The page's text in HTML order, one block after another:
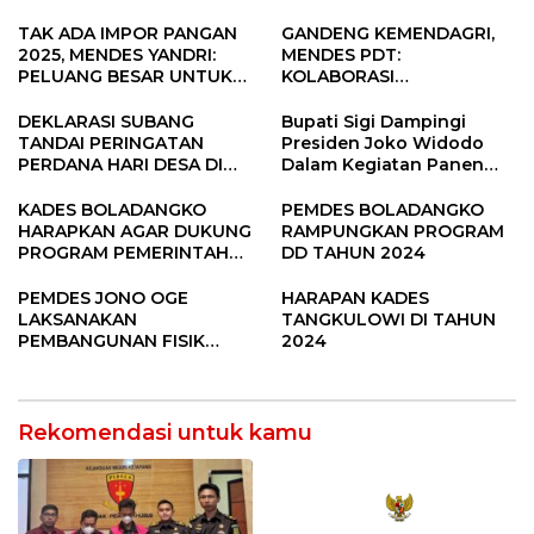
Desa Tahun 2025
TAK ADA IMPOR PANGAN
2025, MENDES YANDRI:
PELUANG BESAR UNTUK
GANDENG KEMENDAGRI,
MENDES PDT:
KOLABORASI
PEMBANGUNAN DESA
DEKLARASI SUBANG
TANDAI PERINGATAN
PERDANA HARI DESA DI
Bupati Sigi Dampingi
Presiden Joko Widodo
Dalam Kegiatan Panen
Pandere
KADES BOLADANGKO
HARAPKAN AGAR DUKUNG
PROGRAM PEMERINTAH
PEMDES BOLADANGKO
RAMPUNGKAN PROGRAM
DD TAHUN 2024
PEMDES JONO OGE
LAKSANAKAN
PEMBANGUNAN FISIK
HARAPAN KADES
TANGKULOWI DI TAHUN
2024
Rekomendasi untuk kamu